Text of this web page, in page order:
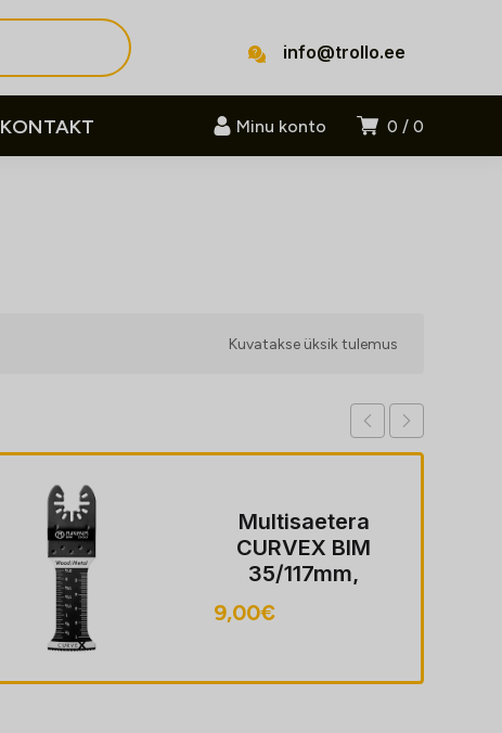
info@trollo.ee
0 0
Minu konto
KONTAKT
Kuvatakse üksik tulemus
Multisaetera
CURVEX BIM
64/92mm,
9,00